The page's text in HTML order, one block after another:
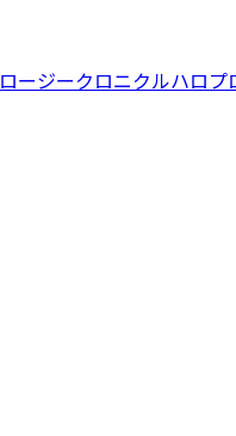
ロージークロニクルハロプ